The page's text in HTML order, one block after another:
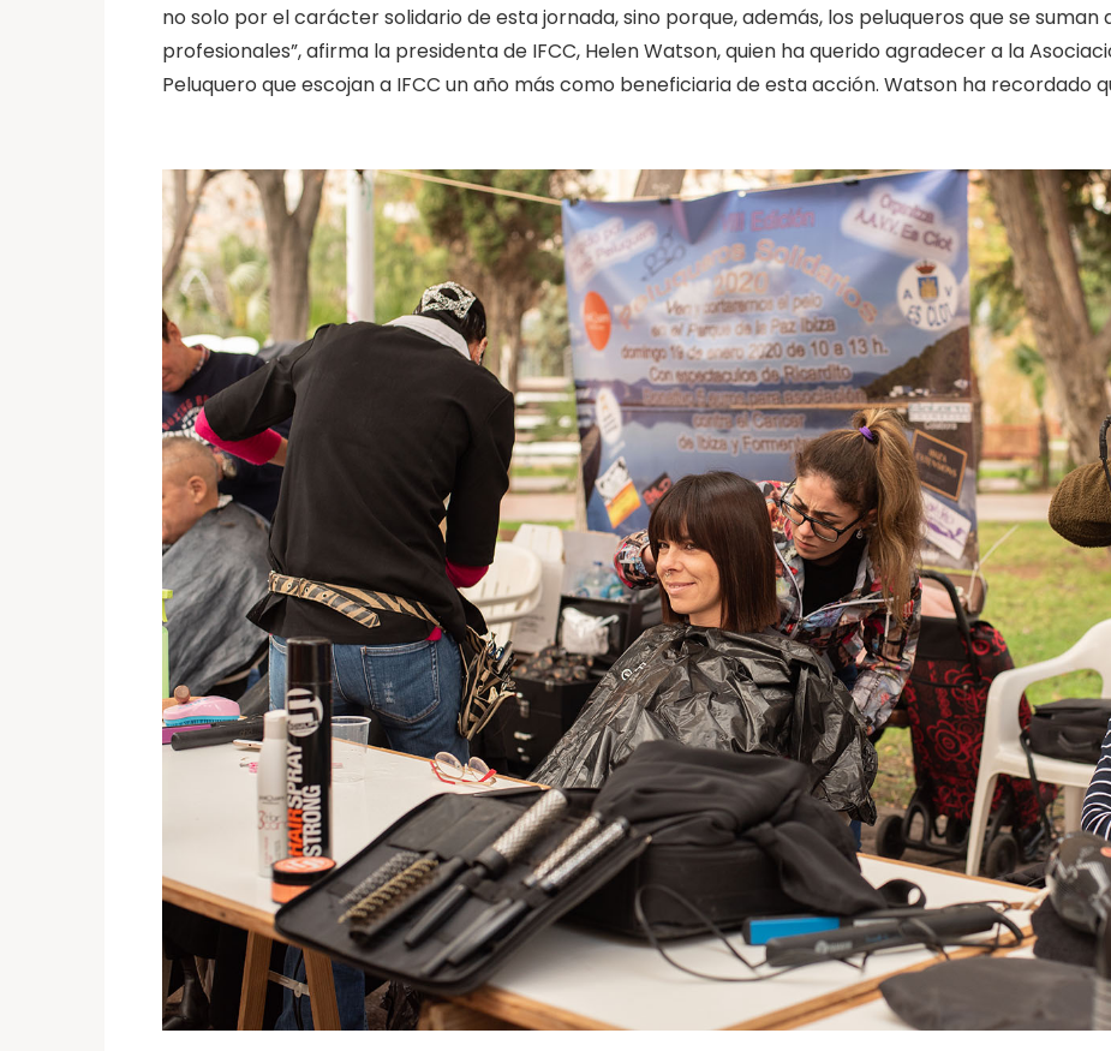
no solo por el carácter solidario de esta jornada, sino porque, además, los peluqueros que se
profesionales”, afirma la presidenta de IFCC, Helen Watson, quien ha querido agradecer a la
Peluquero que escojan a IFCC un año más como beneficiaria de esta acción. Watson ha recordado